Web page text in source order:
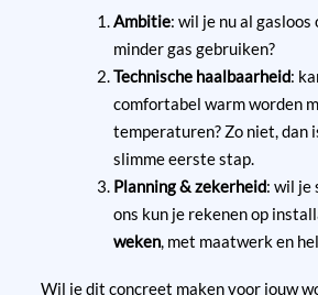
Ambitie: wil je nu al
minder gas gebruiken?
Technische haalbaarheid:
comfortabel warm worden
temperaturen? Zo niet, dan
slimme eerste stap.
Planning & zekerheid: wil je
ons kun je rekenen op
weken, met maatwerk en
Wil je dit concreet maken voor jouw